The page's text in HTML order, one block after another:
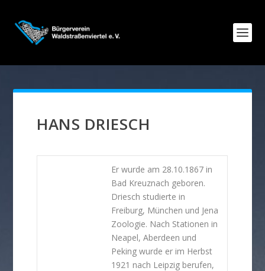
HANS DRIESCH
Er wurde am 28.10.1867 in
Bad Kreuznach geboren.
Driesch studierte in
Freiburg, München und Jena
Zoologie. Nach Stationen in
Neapel, Aberdeen und
Peking wurde er im Herbst
1921 nach Leipzig berufen,